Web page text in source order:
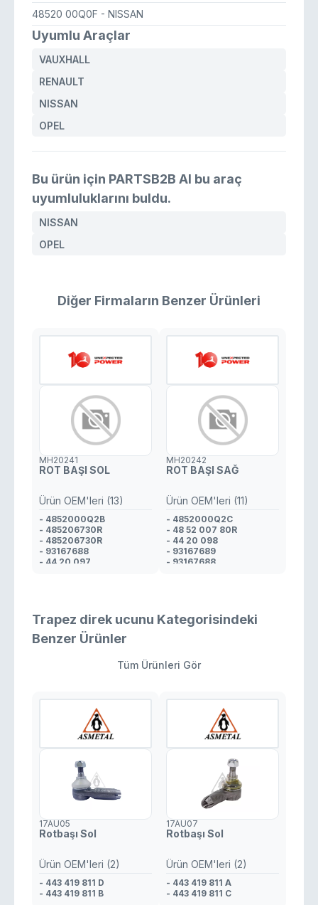
48520 00Q0F - NISSAN
Uyumlu Araçlar
VAUXHALL
RENAULT
NISSAN
OPEL
Bu ürün için PARTSB2B AI bu araç
uyumluluklarını buldu.
NISSAN
OPEL
Diğer Firmaların Benzer Ürünleri
MH20241
ROT BAŞI SOL
Ürün OEM'leri (13)
- 4852000Q2B
- 485206730R
- 485206730R
- 93167688
- 44 20 097
- 93167688
- 4852000Q2B
- 4852000Q0F
MH20242
ROT BAŞI SAĞ
Ürün OEM'leri (11)
- 4852000Q2C
- 48 52 007 80R
- 44 20 098
- 93167689
- 93167688
- 93167689
- 4420098
Trapez direk ucunu Kategorisindeki
Benzer Ürünler
Tüm Ürünleri Gör
17AU05
Rotbaşı Sol
Ürün OEM'leri (2)
- 443 419 811 D
- 443 419 811 B
17AU07
Rotbaşı Sol
Ürün OEM'leri (2)
- 443 419 811 A
- 443 419 811 C